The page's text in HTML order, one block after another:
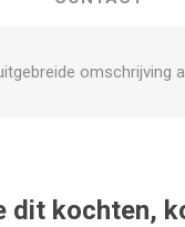
omschrijving
dit kochten,